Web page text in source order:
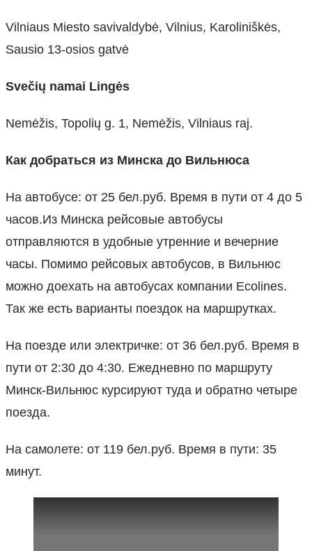
Vilniaus Miesto savivaldybė, Vilnius, Karoliniškės,
Sausio 13-osios gatvė
Svečių namai Lingės
Nemėžis, Topolių g. 1, Nemėžis, Vilniaus raj.
Как добраться из Минска до Вильнюса
На автобусе: от 25 бел.руб. Время в пути от 4 до 5
часов.Из Минска рейсовые автобусы
отправляются в удобные утренние и вечерние
часы. Помимо рейсовых автобусов, в Вильнюс
можно доехать на автобусах компании Ecolines.
Так же есть варианты поездок на маршрутках.
На поезде или электричке: от 36 бел.руб. Время в
пути от 2:30 до 4:30. Ежедневно по маршруту
Минск-Вильнюс курсируют туда и обратно четыре
поезда.
На самолете: от 119 бел.руб. Время в пути: 35
минут.